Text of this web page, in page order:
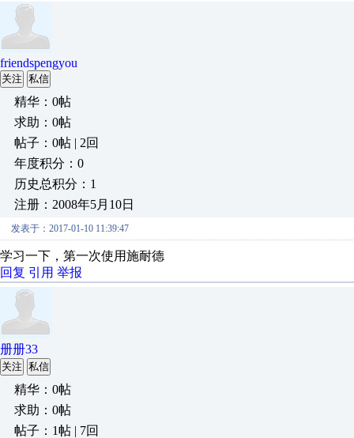
friendspengyou
关注 私信
精华：0帖
求助：0帖
帖子：0帖 | 2回
年度积分：0
历史总积分：1
注册：2008年5月10日
发表于：2017-01-10 11:39:47
学习一下，第一次使用施耐德
回复 引用 举报
册册33
关注 私信
精华：0帖
求助：0帖
帖子：1帖 | 7回